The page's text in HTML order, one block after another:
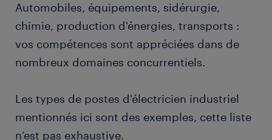
Automobiles, équipements, sidérurgie,
chimie, production d'énergies, transports :
vos compétences sont appréciées dans de
nombreux domaines concurrentiels.
Les types de postes d'électricien industriel
mentionnés ici sont des exemples, cette liste
n’est pas exhaustive.